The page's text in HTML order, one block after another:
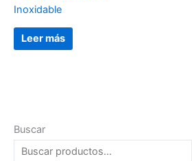
Inoxidable
Leer más
Buscar